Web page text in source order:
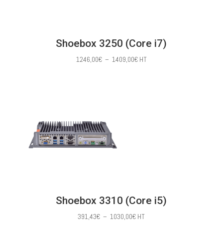
Shoebox 3250 (Core i7)
1246,00€ – 1409,00€Plage
HT
Shoebox 3310 (Core i5)
391,43€ – 1030,00€Plage
HT